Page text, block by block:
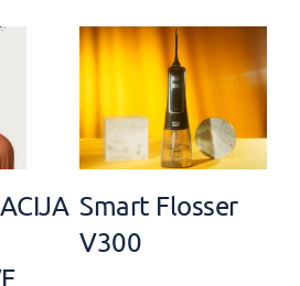
Smart Flosser
V300